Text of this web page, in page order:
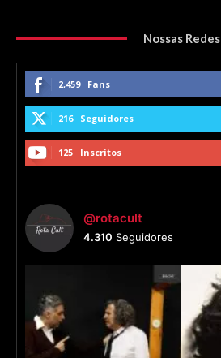
Nossas Redes
2,459 Fans
216 Seguidores
125 Inscritos
@rotacult
4.310 Seguidores